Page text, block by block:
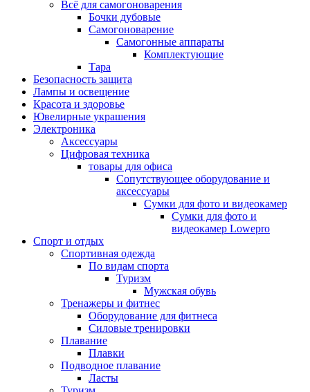
Всё для самогоноварения
Бочки дубовые
Самогоноварение
Самогонные аппараты
Комплектующие
Тара
Безопасность защита
Лампы и освещение
Красота и здоровье
Ювелирные украшения
Электроника
Аксессуары
Цифровая техника
товары для офиса
Сопутствующее оборудование и
аксессуары
Сумки для фото и видеокамер
Сумки для фото и
видеокамер Lowepro
Спорт и отдых
Спортивная одежда
По видам спорта
Туризм
Мужская обувь
Тренажеры и фитнес
Оборудование для фитнеса
Силовые тренировки
Плавание
Плавки
Подводное плавание
Ласты